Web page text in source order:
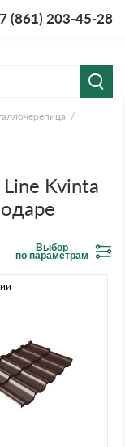
(861) 203-45-28
Kvinta
Выбор
по параметрам